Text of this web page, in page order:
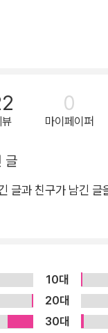
눈높이에 맞춰 정치
신문》이 바로 그 해
’라는 단어가 친숙하
첫발을 내딛게 될 거예요.
꾸리는 대통령과 정부
하는 법원, 생활 속의
렵고, 어떤 표현이 친
한 덕분에, 책 곳곳에
. 기사의 해시태그를
있는 다양한 지식들
뷰
0
마이페이퍼
글
글과 친구가 남긴 글
10대
20대
30대